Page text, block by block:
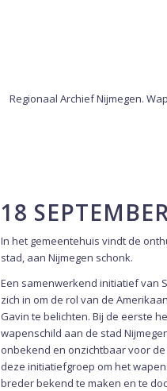
Regionaal Archief Nijmegen.
18
In het gemeentehuis vindt de
stad, aan Nijmegen schonk.
Een samenwerkend initiatief van
zich in om de rol van de
Gavin te belichten. Bij de eerste
wapenschild aan de stad
onbekend en onzichtbaar voor
deze initiatiefgroep om het
breder bekend te maken en te